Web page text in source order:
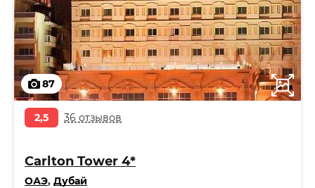
87
2,5 36 отзывов
Carlton Tower 4*
ОАЭ, Дубай